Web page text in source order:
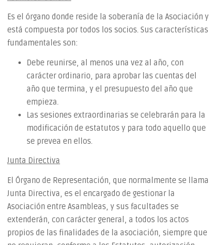
Es el órgano donde reside la soberanía de la Asociación y
está compuesta por todos los socios. Sus características
fundamentales son:
Debe reunirse, al menos una vez al año, con
carácter ordinario, para aprobar las cuentas del
año que termina, y el presupuesto del año que
empieza.
Las sesiones extraordinarias se celebrarán para la
modificación de estatutos y para todo aquello que
se prevea en ellos.
Junta Directiva
El Órgano de Representación, que normalmente se llama
Junta Directiva, es el encargado de gestionar la
Asociación entre Asambleas, y sus facultades se
extenderán, con carácter general, a todos los actos
propios de las finalidades de la asociación, siempre que